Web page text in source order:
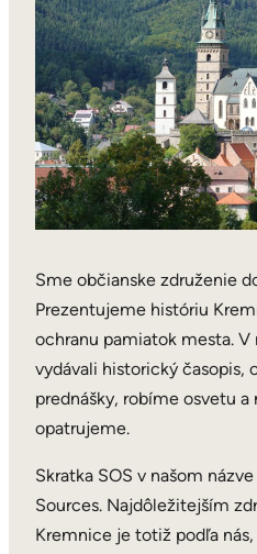
Sme občianske združenie
Prezentujeme históriu
ochranu pamiatok mesta.
vydávali historický časopis,
prednášky, robíme osvetu
opatrujeme.​
Skratka SOS v našom
Sources. Najdôležitejším
Kremnice je totiž podľa